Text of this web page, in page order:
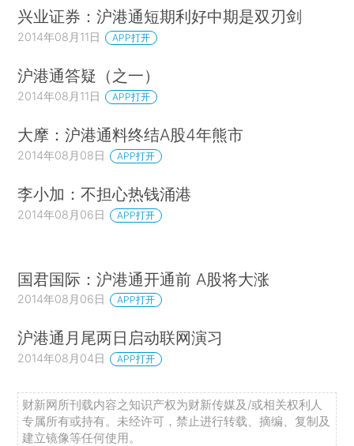
兴业证券：沪港通短期利好中期是双刃剑
2014年08月11日 APP打开
沪港通答疑（之一）
2014年08月11日 APP打开
大摩：沪港通料终结A股4年熊市
2014年08月08日 APP打开
李小加：不担心热钱涌港
2014年08月06日 APP打开
国君国际：沪港通开通前 A股将大涨
2014年08月06日 APP打开
沪港通月尾两日启动联网演习
2014年08月04日 APP打开
财新网所刊载内容之知识产权为财新传媒及/或相关权利人
专属所有或持有。未经许可，禁止进行转载、摘编、复制及
建立镜像等任何使用。